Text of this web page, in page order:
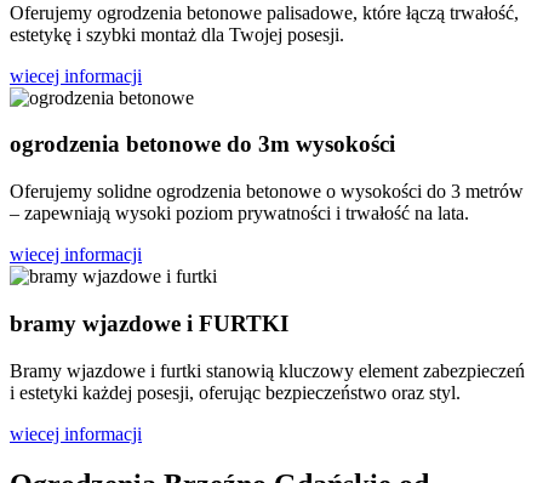
Oferujemy ogrodzenia betonowe palisadowe, które łączą trwałość,
estetykę i szybki montaż dla Twojej posesji.
wiecej informacji
ogrodzenia betonowe do 3m wysokości
Oferujemy solidne ogrodzenia betonowe o wysokości do 3 metrów
– zapewniają wysoki poziom prywatności i trwałość na lata.
wiecej informacji
bramy wjazdowe i FURTKI
Bramy wjazdowe i furtki stanowią kluczowy element zabezpieczeń
i estetyki każdej posesji, oferując bezpieczeństwo oraz styl.
wiecej informacji